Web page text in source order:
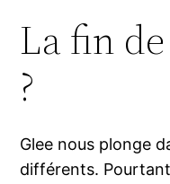
La fin
?
Glee nous plonge
différents.